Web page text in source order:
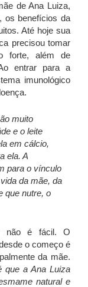
de Ana Luiza,
os benefícios da
Até hoje sua
precisou tomar
forte, além de
entrar para a
imunológico
muito
e o leite
em cálcio,
ela. A
para o vínculo
da mãe, da
que nutre, o
não é fácil. O
o começo é
da mãe.
que a Ana Luiza
natural e